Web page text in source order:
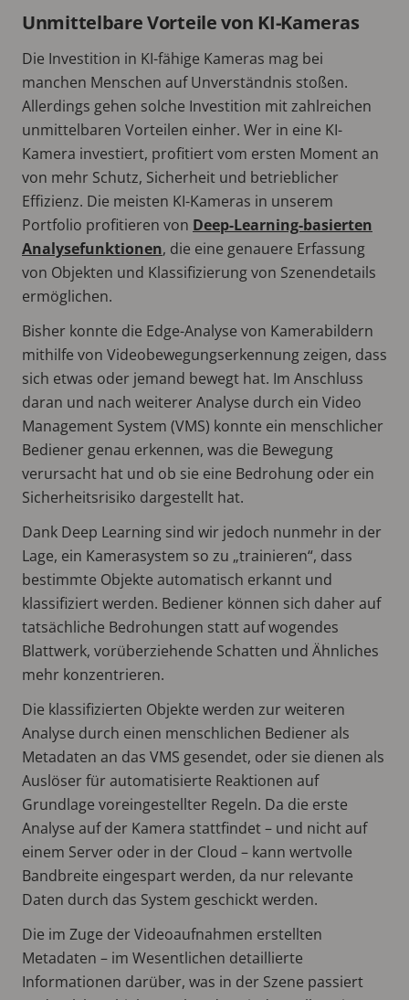
Unmittelbare Vorteile von KI-Kameras
Die Investition in KI-fähige Kameras mag bei
manchen Menschen auf Unverständnis stoßen.
Allerdings gehen solche Investition mit zahlreichen
unmittelbaren Vorteilen einher. Wer in eine KI-
Kamera investiert, profitiert vom ersten Moment an
von mehr Schutz, Sicherheit und betrieblicher
Effizienz. Die meisten KI-Kameras in unserem
Portfolio profitieren von Deep-Learning-basierten
Analysefunktionen, die eine genauere Erfassung
von Objekten und Klassifizierung von Szenendetails
ermöglichen.
Bisher konnte die Edge-Analyse von Kamerabildern
mithilfe von Videobewegungserkennung zeigen, dass
sich etwas oder jemand bewegt hat. Im Anschluss
daran und nach weiterer Analyse durch ein Video
Management System (VMS) konnte ein menschlicher
Bediener genau erkennen, was die Bewegung
verursacht hat und ob sie eine Bedrohung oder ein
Sicherheitsrisiko dargestellt hat.
Dank Deep Learning sind wir jedoch nunmehr in der
Lage, ein Kamerasystem so zu „trainieren“, dass
bestimmte Objekte automatisch erkannt und
klassifiziert werden. Bediener können sich daher auf
tatsächliche Bedrohungen statt auf wogendes
Blattwerk, vorüberziehende Schatten und Ähnliches
mehr konzentrieren.
Die klassifizierten Objekte werden zur weiteren
Analyse durch einen menschlichen Bediener als
Metadaten an das VMS gesendet, oder sie dienen als
Auslöser für automatisierte Reaktionen auf
Grundlage voreingestellter Regeln. Da die erste
Analyse auf der Kamera stattfindet – und nicht auf
einem Server oder in der Cloud – kann wertvolle
Bandbreite eingespart werden, da nur relevante
Daten durch das System geschickt werden.
Die im Zuge der Videoaufnahmen erstellten
Metadaten – im Wesentlichen detaillierte
Informationen darüber, was in der Szene passiert